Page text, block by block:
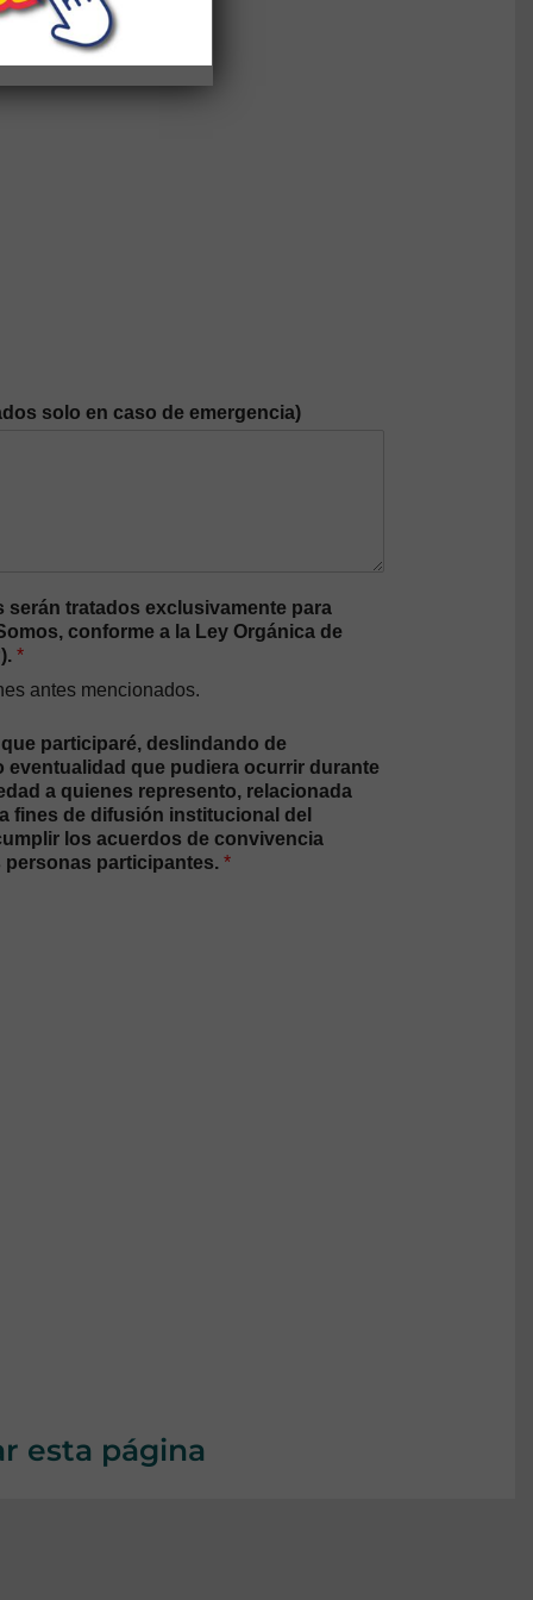
solo en caso de emergencia)
tratados exclusivamente para
conforme a la Ley Orgánica de
*
antes mencionados.
participaré, deslindando de
que pudiera ocurrir durante
a quienes represento, relacionada
fines de difusión institucional del
los acuerdos de convivencia
participantes. *
esta página